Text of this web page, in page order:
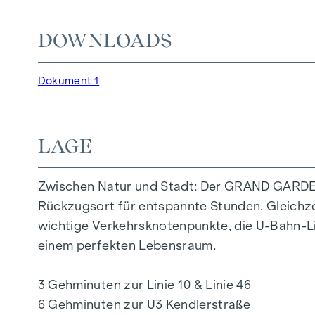
Die Gemeinschaftsplätze mit Bänken und
Generationen. Ein einladender
sodass die Kinder sorgenfrei und sicher
IHR ZUHAUSE MIT WEITBLICK UND
Im GRAND GARDEN wohnen Sie nicht nur –
Flair. Ein besonderes Merkmal bildet die
optimales Wohngefühl sorgt. Der vielfältige
Lebenskonzepte. Das Wohnprojekt bietet
eine nahtlose Verbindung zwischen Ihrem
DOWNLOADS
Dokument 1
LAGE
Zwischen Natur und Stadt: Der GRAND
Rückzugsort für entspannte Stunden.
wichtige Verkehrsknotenpunkte, die U-Bahn-
einem perfekten Lebensraum.
3 Gehminuten zur Linie 10 & Linie 46
6 Gehminuten zur U3 Kendlerstraße